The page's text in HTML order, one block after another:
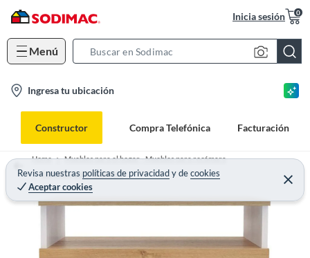
Inicia sesión 0
Menú
c
B
a
n
Ingresa tu ubicación
Constructor Compra Telefónica Facturación
Revisa nuestras políticas de privacidadydecookies
Aceptar cookies
Home
Muebles para el hogar - Muebles para recámara
Cómodas para recámara